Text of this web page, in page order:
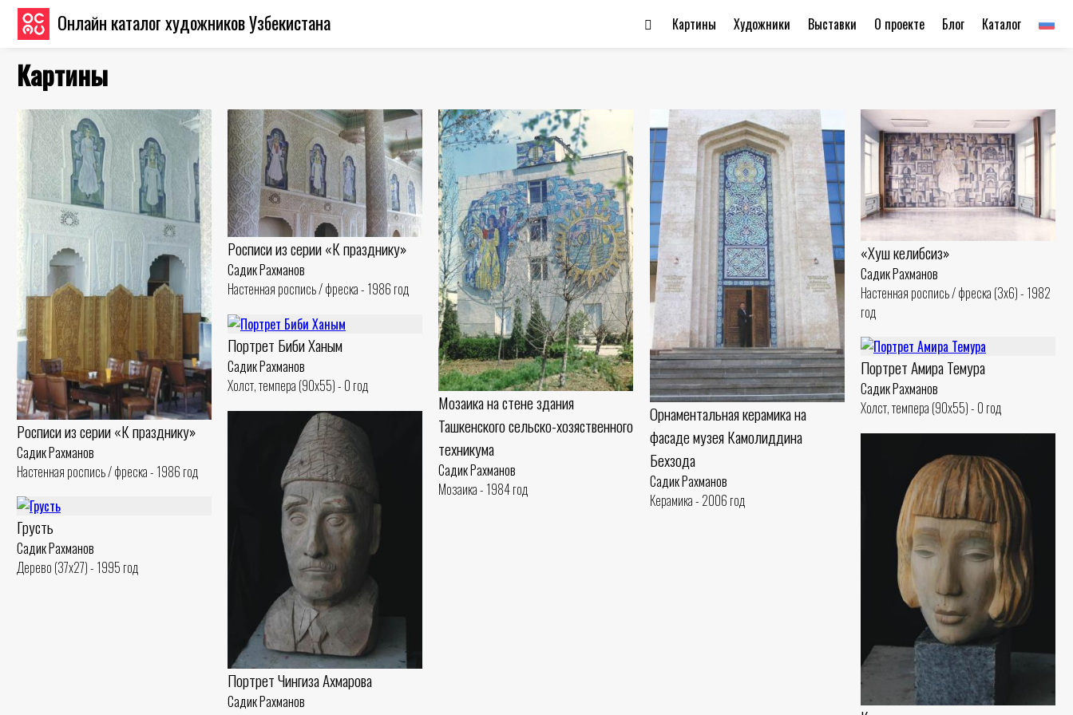
Онлайн каталог художников Узбекистана Каталог
Блог
О проекте
Выставки
Художники
Картины
Картины
Росписи из серии «К празднику»
Садик Рахманов
Настенная роспись / фреска - 1986 год
Росписи из серии «К празднику»
Садик Рахманов
Настенная роспись / фреска - 1986 год
Мозаика на стене здания
Ташкенского сельско-хозяственного
техникума
Садик Рахманов
Мозаика - 1984 год
Орнаментальная керамика на
фасаде музея Камолиддина
Бехзода
Садик Рахманов
Керамика - 2006 год
«Хуш келибсиз»
Садик Рахманов
Настенная роспись / фреска (3x6) - 1982
год
Портрет Биби Ханым
Садик Рахманов
Холст, темпера (90x55) - 0 год
Портрет Амира Темура
Садик Рахманов
Холст, темпера (90x55) - 0 год
Портрет Чингиза Ахмарова
Садик Рахманов
Грусть
Садик Рахманов
Дерево (37x27) - 1995 год